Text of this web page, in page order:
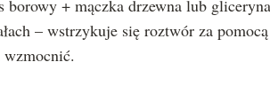
borowy + mączka drzewna lub
– wstrzykuje się roztwór za
wzmocnić.